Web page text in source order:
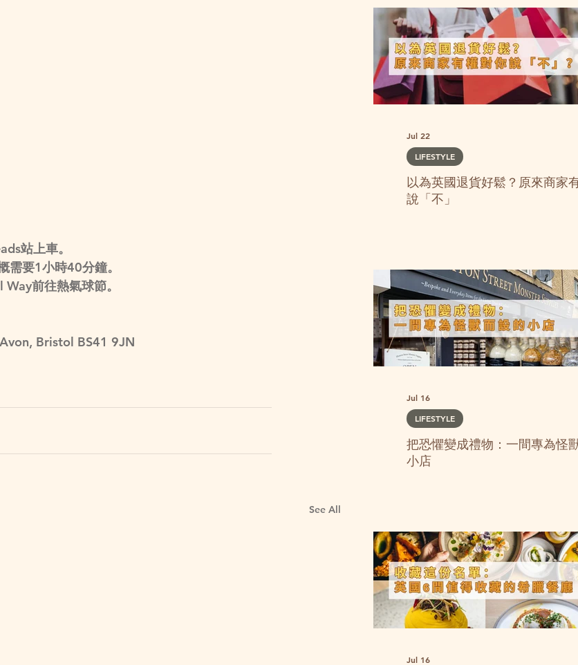
站上車。
要1小時40分鐘。
前往熱氣球節。
Bristol BS41 9JN
See All
以為英國退貨好鬆？原來商家
說「不」
LIFESTYLE
Jul 22
把恐懼變成禮物：一間專為怪
小店
LIFESTYLE
Jul 16
Jul 16